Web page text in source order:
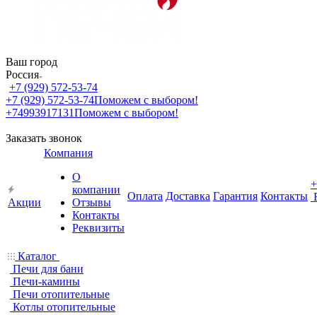
Ваш город
Россия
+7 (929) 572-53-74
+7 (929) 572-53-74Поможем с выбором!
+74993917131Поможем с выбором!
Заказать звонок
Акции
Компания
О
компании
Отзывы
Контакты
Реквизиты
Оплата Доставка Гарантия Контакты
+
Каталог
Печи для бани
Печи-камины
Печи отопительные
Котлы отопительные